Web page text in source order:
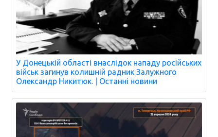
У Донецькій області внаслідок нападу російських
військ загинув колишній радник Залужного
Олександр Никитюк. | Останні новини